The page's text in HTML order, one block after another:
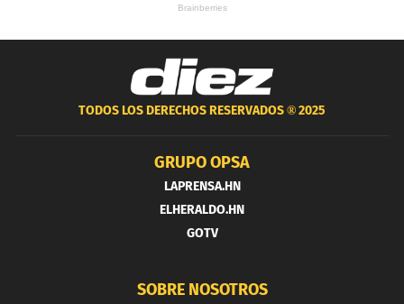
TODOS LOS DERECHOS RESERVADOS ®2025
GRUPO OPSA
LAPRENSA.HN
ELHERALDO.HN
GOTV
SOBRE NOSOTROS